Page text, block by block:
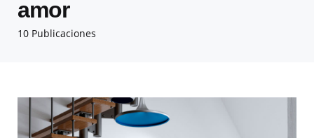
10 Publicaciones
amor